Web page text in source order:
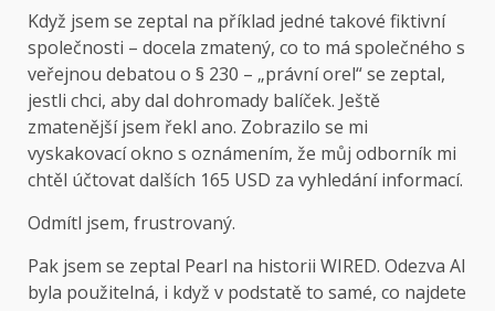
Když jsem se zeptal na příklad jedné takové fiktivní
společnosti – docela zmatený, co to má společného s
veřejnou debatou o § 230 – „právní orel“ se zeptal,
jestli chci, aby dal dohromady balíček. Ještě
zmatenější jsem řekl ano. Zobrazilo se mi
vyskakovací okno s oznámením, že můj odborník mi
chtěl účtovat dalších 165 USD za vyhledání informací.
Odmítl jsem, frustrovaný.
Pak jsem se zeptal Pearl na historii WIRED. Odezva AI
byla použitelná, i když v podstatě to samé, co najdete